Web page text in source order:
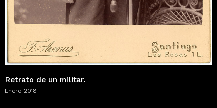
Retrato de un militar.
Enero 2018